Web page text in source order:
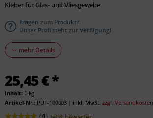
Kleber für Glas- und Vliesgewebe
Fragen zum Produkt?
Unser Profi steht zur Verfügung!
mehr Details
25,45 € *
Inhalt: 1 kg
Artikel-Nr.: PUF-100003 | inkl. MwSt. zzgl. Versandkosten
(4)